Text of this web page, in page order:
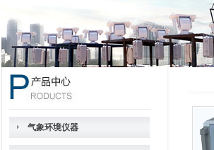
气象环境仪器